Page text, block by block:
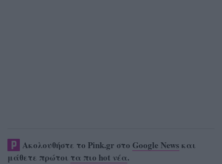
Ακολουθήστε το Pink.gr στο Google News και
μάθετε πρώτοι τα πιο hot νέα.